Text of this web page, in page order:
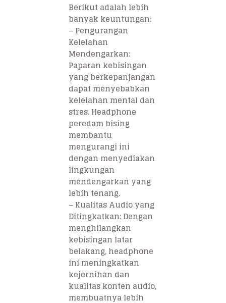
Berikut adalah lebih
banyak keuntungan:
– Pengurangan
Kelelahan
Mendengarkan:
Paparan kebisingan
yang berkepanjangan
dapat menyebabkan
kelelahan mental dan
stres. Headphone
peredam bising
membantu
mengurangi ini
dengan menyediakan
lingkungan
mendengarkan yang
lebih tenang.
– Kualitas Audio yang
Ditingkatkan: Dengan
menghilangkan
kebisingan latar
belakang, headphone
ini meningkatkan
kejernihan dan
kualitas konten audio,
membuatnya lebih